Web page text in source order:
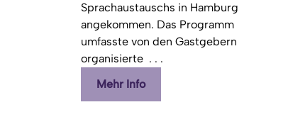
Sprachaustauschs in Hamburg
angekommen. Das Programm
umfasste von den Gastgebern
organisierte . . .
Mehr Info